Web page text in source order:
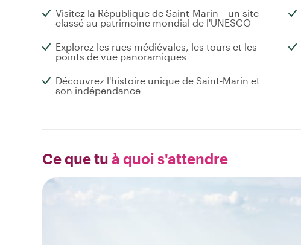
Visitez la République de Saint-Marin – un site
classé au patrimoine mondial de l'UNESCO
Explorez les rues médiévales, les tours et les
points de vue panoramiques
Découvrez l'histoire unique de Saint-Marin et
son indépendance
Ce que tu à quoi s'attendre